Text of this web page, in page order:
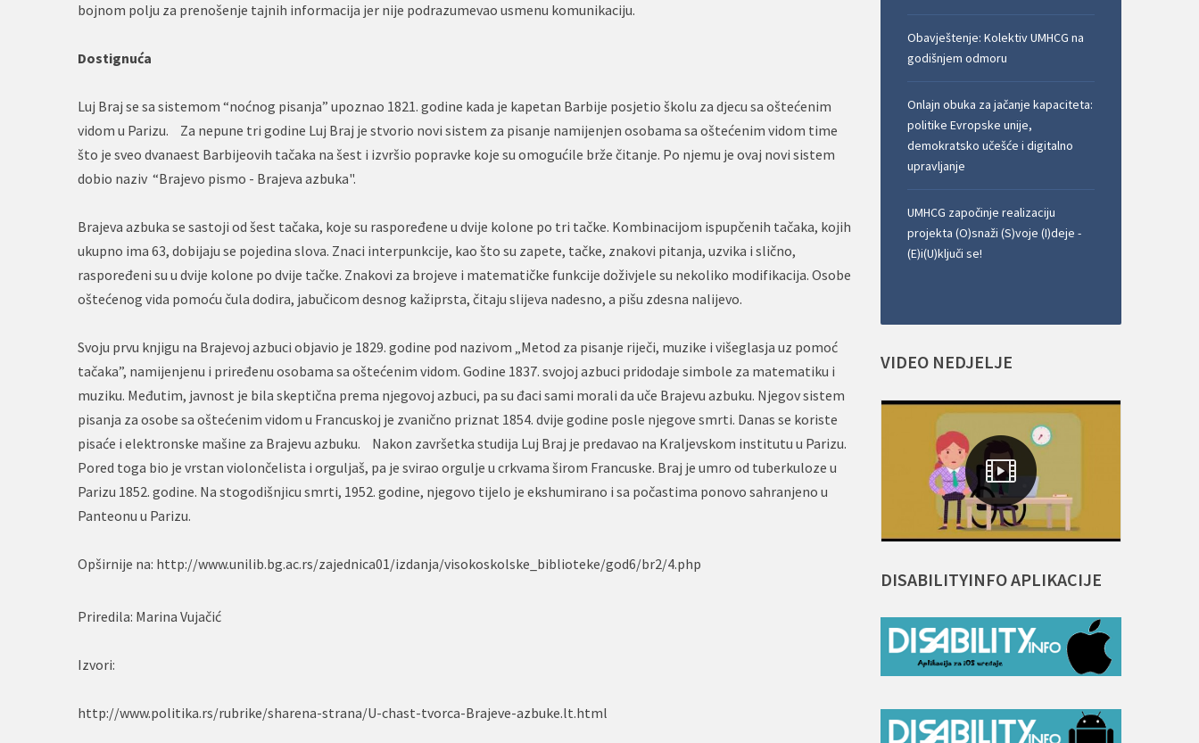
bojnom polju za prenošenje tajnih informacija jer nije podrazumevao usmenu komunikaciju.
Dostignuća
Luj Braj se sa sistemom “noćnog pisanja” upoznao 1821. godine kada je kapetan Barbije posjetio školu za djecu sa oštećenim
vidom u Parizu. Za nepune tri godine Luj Braj je stvorio novi sistem za pisanje namijenjen osobama sa oštećenim vidom time
što je sveo dvanaest Barbijeovih tačaka na šest i izvršio popravke koje su omogućile brže čitanje. Po njemu je ovaj novi sistem
dobio naziv “Brajevo pismo - Brajeva azbuka".
Brajeva azbuka se sastoji od šest tačaka, koje su raspoređene u dvije kolone po tri tačke. Kombinacijom ispupčenih tačaka, kojih
ukupno ima 63, dobijaju se pojedina slova. Znaci interpunkcije, kao što su zapete, tačke, znakovi pitanja, uzvika i slično,
raspoređeni su u dvije kolone po dvije tačke. Znakovi za brojeve i matematičke funkcije doživjele su nekoliko modifikacija. Osobe
oštećenog vida pomoću čula dodira, jabučicom desnog kažiprsta, čitaju slijeva nadesno, a pišu zdesna nalijevo.
Svoju prvu knjigu na Brajevoj azbuci objavio je 1829. godine pod nazivom „Metod za pisanje riječi, muzike i višeglasja uz pomoć
tačaka”, namijenjenu i priređenu osobama sa oštećenim vidom. Godine 1837. svojoj azbuci pridodaje simbole za matematiku i
muziku. Međutim, javnost je bila skeptična prema njegovoj azbuci, pa su đaci sami morali da uče Brajevu azbuku. Njegov sistem
pisanja za osobe sa oštećenim vidom u Francuskoj je zvanično priznat 1854. dvije godine posle njegove smrti. Danas se koriste
pisaće i elektronske mašine za Brajevu azbuku. Nakon završetka studija Luj Braj je predavao na Kraljevskom institutu u Parizu.
Pored toga bio je vrstan violončelista i orguljaš, pa je svirao orgulje u crkvama širom Francuske. Braj je umro od tuberkuloze u
Parizu 1852. godine. Na stogodišnjicu smrti, 1952. godine, njegovo tijelo je ekshumirano i sa počastima ponovo sahranjeno u
Panteonu u Parizu.
Opširnije na: http://www.unilib.bg.ac.rs/zajednica01/izdanja/visokoskolske_biblioteke/god6/br2/4.php
Priredila: Marina Vujačić
Izvori:
http://www.politika.rs/rubrike/sharena-strana/U-chast-tvorca-Brajeve-azbuke.lt.html
Obavještenje: Kolektiv UMHCG na
godišnjem odmoru
Onlajn obuka za jačanje kapaciteta:
politike Evropske unije,
demokratsko učešće i digitalno
upravljanje
UMHCG započinje realizaciju
projekta (O)snaži (S)voje (I)deje -
(E)i(U)ključi se!
VIDEO NEDJELJE
DISABILITYINFOAPLIKACIJE